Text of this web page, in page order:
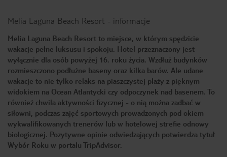
Melia Laguna Beach Resort - informacje
Melia Laguna Beach Resort to miejsce, w którym spędzicie
wakacje pełne luksusu i spokoju. Hotel przeznaczony jest
wyłącznie dla osób powyżej 16. roku życia. Wzdłuż budynków
rozmieszczono podłużne baseny oraz kilka barów. Ale udane
wakacje to nie tylko relaks na piaszczystej plaży z pięknym
widokiem na Ocean Atlantycki czy odpoczynek nad basenem. To
również chwila aktywności fizycznej - o nią można zadbać w
siłowni, podczas zajęć sportowych prowadzonych pod okiem
wykwalifikowanych trenerów lub w hotelowej strefie odnowy
biologicznej. Pozytywne opinie odwiedzających potwierdza tytuł
Wybór Roku w portalu TripAdvisor.